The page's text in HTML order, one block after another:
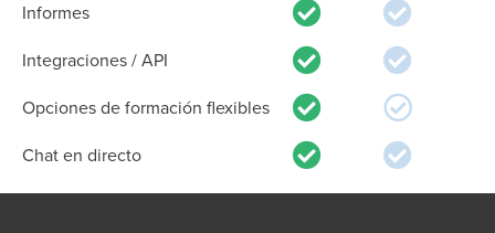
Informes
Integraciones / API
Opciones de formación flexibles
Chat en directo